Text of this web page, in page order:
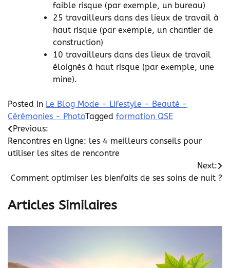
faible risque (par exemple, un bureau)
25 travailleurs dans des lieux de travail à
haut risque (par exemple, un chantier de
construction)
10 travailleurs dans des lieux de travail
éloignés à haut risque (par exemple, une
mine).
Posted in Le Blog Mode - Lifestyle - Beauté -
Cérémonies - PhotoTagged formation QSE
Navigation
de
Previous:
Rencontres en ligne: les 4 meilleurs conseils pour
utiliser les sites de rencontre
Next:
Comment optimiser les bienfaits de ses soins de nuit ?
Articles Similaires